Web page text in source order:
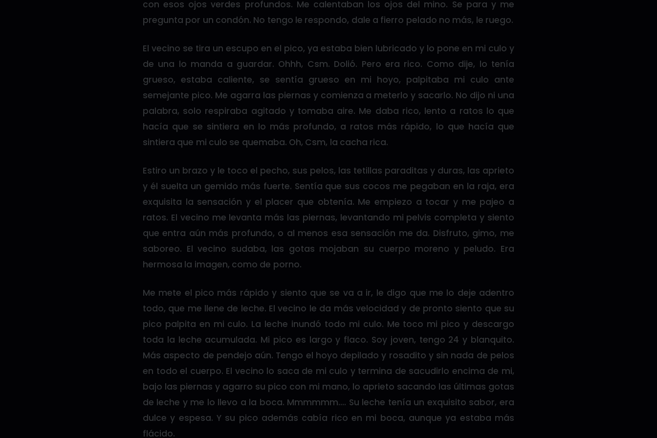
con esos ojos verdes profundos. Me calentaban los ojos del mino. Se para y me
pregunta por un condón. No tengo le respondo, dale a fierro pelado no más, le ruego.
El vecino se tira un escupo en el pico, ya estaba bien lubricado y lo pone en mi culo y
de una lo manda a guardar. Ohhh, Csm. Dolió. Pero era rico. Como dije, lo tenía
grueso, estaba caliente, se sentía grueso en mi hoyo, palpitaba mi culo ante
semejante pico. Me agarra las piernas y comienza a meterlo y sacarlo. No dijo ni una
palabra, solo respiraba agitado y tomaba aire. Me daba rico, lento a ratos lo que
hacía que se sintiera en lo más profundo, a ratos más rápido, lo que hacía que
sintiera que mi culo se quemaba. Oh, Csm, la cacha rica.
Estiro un brazo y le toco el pecho, sus pelos, las tetillas paraditas y duras, las aprieto
y él suelta un gemido más fuerte. Sentía que sus cocos me pegaban en la raja, era
exquisita la sensación y el placer que obtenía. Me empiezo a tocar y me pajeo a
ratos. El vecino me levanta más las piernas, levantando mi pelvis completa y siento
que entra aún más profundo, o al menos esa sensación me da. Disfruto, gimo, me
saboreo. El vecino sudaba, las gotas mojaban su cuerpo moreno y peludo. Era
hermosa la imagen, como de porno.
Me mete el pico más rápido y siento que se va a ir, le digo que me lo deje adentro
todo, que me llene de leche. El vecino le da más velocidad y de pronto siento que su
pico palpita en mi culo. La leche inundó todo mi culo. Me toco mi pico y descargo
toda la leche acumulada. Mi pico es largo y flaco. Soy joven, tengo 24 y blanquito.
Más aspecto de pendejo aún. Tengo el hoyo depilado y rosadito y sin nada de pelos
en todo el cuerpo. El vecino lo saca de mi culo y termina de sacudirlo encima de mi,
bajo las piernas y agarro su pico con mi mano, lo aprieto sacando las últimas gotas
de leche y me lo llevo a la boca. Mmmmmm…. Su leche tenía un exquisito sabor, era
dulce y espesa. Y su pico además cabía rico en mi boca, aunque ya estaba más
flácido.